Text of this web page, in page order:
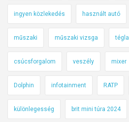
ingyen közlekedés használt autó
műszaki műszaki vizsga tégla
csúcsforgalom veszély mixer
Dolphin infotainment RATP
különlegesség brit mini túra 2024